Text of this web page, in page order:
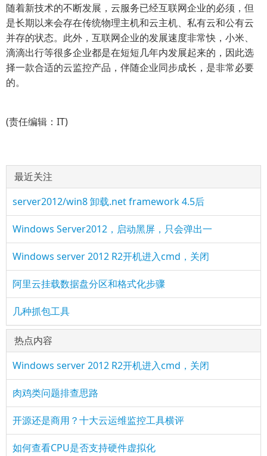
随着新技术的不断发展，云服务已经互联网企业的必须，但
是长期以来会存在传统物理主机和云主机、私有云和公有云
并存的状态。此外，互联网企业的发展速度非常快，小米、
滴滴出行等很多企业都是在短短几年内发展起来的，因此选
择一款合适的云监控产品，伴随企业同步成长，是非常必要
的。
(责任编辑：IT)
最近关注
server2012/win8 卸载.net framework 4.5后
Windows Server2012，启动黑屏，只会弹出一
Windows server 2012 R2开机进入cmd，关闭
阿里云挂载数据盘分区和格式化步骤
几种抓包工具
热点内容
Windows server 2012 R2开机进入cmd，关闭
肉鸡类问题排查思路
开源还是商用？十大云运维监控工具横评
如何查看CPU是否支持硬件虚拟化